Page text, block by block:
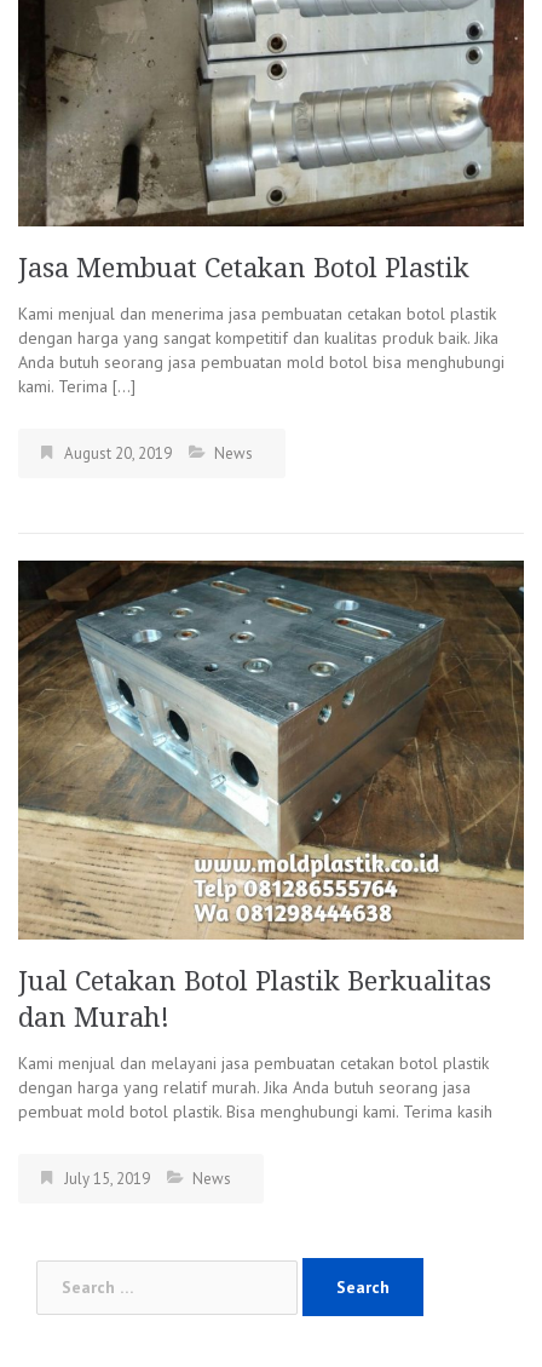
Jasa Membuat Cetakan Botol Plastik
Kami menjual dan menerima jasa pembuatan cetakan botol plastik
dengan harga yang sangat kompetitif dan kualitas produk baik. Jika
Anda butuh seorang jasa pembuatan mold botol bisa menghubungi
kami. Terima […]
August 20, 2019 News
Jual Cetakan Botol Plastik Berkualitas
dan Murah!
Kami menjual dan melayani jasa pembuatan cetakan botol plastik
dengan harga yang relatif murah. Jika Anda butuh seorang jasa
pembuat mold botol plastik. Bisa menghubungi kami. Terima kasih
July 15, 2019 News